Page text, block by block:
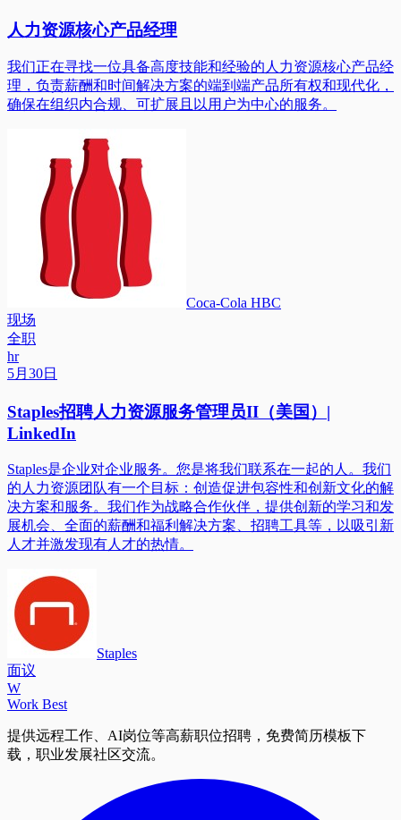
人力资源核心产品经理
我们正在寻找一位具备高度技能和经验的人力资源核心产品经
理，负责薪酬和时间解决方案的端到端产品所有权和现代化，
确保在组织内合规、可扩展且以用户为中心的服务。
Coca-Cola HBC
现场
全职
hr
5月30日
Staples招聘人力资源服务管理员II（美国）|
LinkedIn
Staples是企业对企业服务。您是将我们联系在一起的人。我们
的人力资源团队有一个目标：创造促进包容性和创新文化的解
决方案和服务。我们作为战略合作伙伴，提供创新的学习和发
展机会、全面的薪酬和福利解决方案、招聘工具等，以吸引新
人才并激发现有人才的热情。
Staples
面议
W
Work Best
提供远程工作、AI岗位等高薪职位招聘，免费简历模板下
载，职业发展社区交流。